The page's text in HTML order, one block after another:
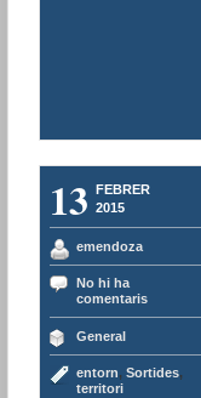
13 FEBRER
2015
emendoza
No hi ha
comentaris
General
entorn, Sortides,
territori